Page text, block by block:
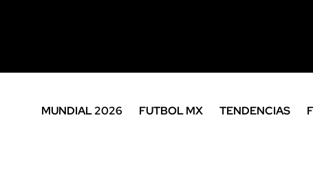
MUNDIAL 2026 FUTBOL MX TENDENCIAS